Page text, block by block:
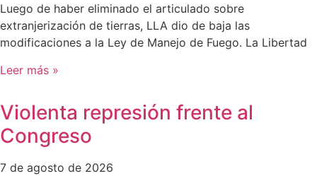
Luego de haber eliminado el articulado sobre
extranjerización de tierras, LLA dio de baja las
modificaciones a la Ley de Manejo de Fuego. La Libertad
Leer más »
Violenta represión frente al
Congreso
7 de agosto de 2026